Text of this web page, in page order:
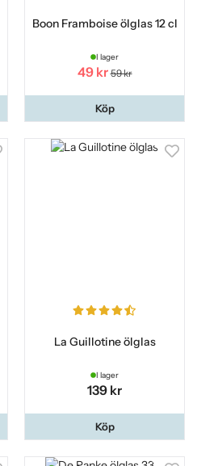
Boon Framboise ölglas 12 cl
I lager
49 kr 59 kr
Köp
La Guillotine ölglas
I lager
139 kr
Köp